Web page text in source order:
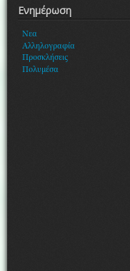
Ενημέρωση
Νεα
Αλληλογραφία
Προσκλήσεις
Πολυμέσα